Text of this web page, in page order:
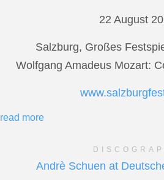
22 August
Salzburg, Großes
Wolfgang Amadeus Mozart:
read more
Andrè Schuen at